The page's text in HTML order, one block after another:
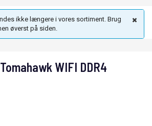
ikke længere i vores sortiment. Brug
øverst på siden.
WIFI DDR4